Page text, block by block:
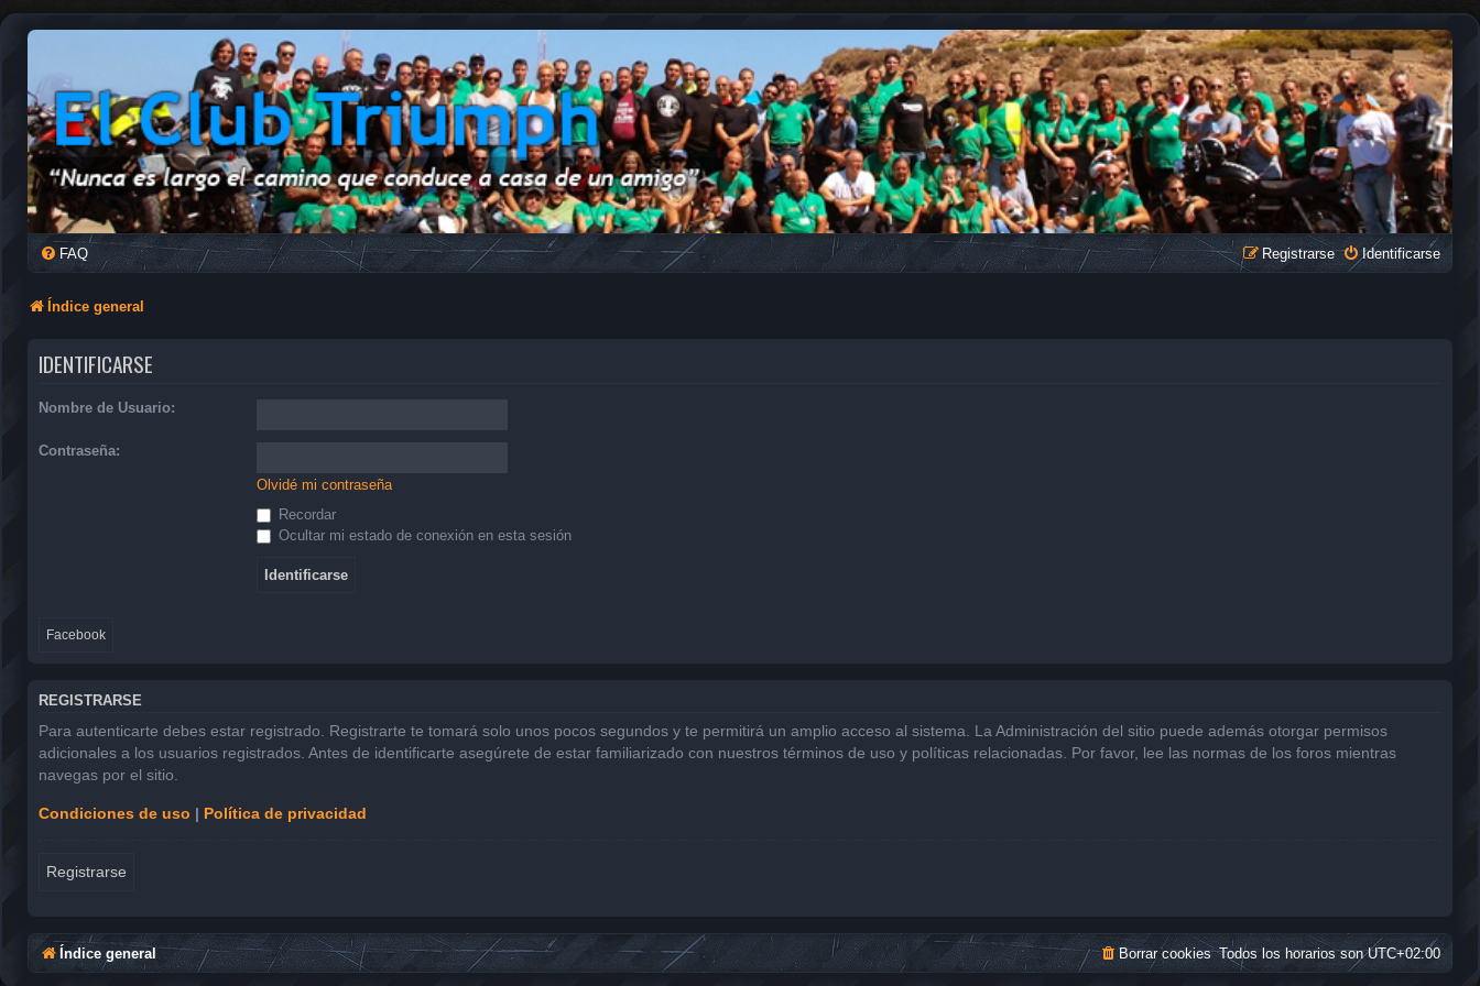
FAQ Identificarse
Registrarse
Índice general
IDENTIFICARSE
Nombre de Usuario:
Contraseña:
Olvidé mi contraseña
Recordar
Ocultar mi estado de conexión en esta sesión
Facebook
REGISTRARSE
Para autenticarte debes estar registrado. Registrarte te tomará solo unos pocos segundos y te permitirá un amplio acceso al sistema. La Administración del sitio puede además otorgar permisos
adicionales a los usuarios registrados. Antes de identificarte asegúrete de estar familiarizado con nuestros términos de uso y políticas relacionadas. Por favor, lee las normas de los foros mientras
navegas por el sitio.
Condiciones de uso | Política de privacidad
Registrarse
Índice general Todos los horarios sonUTC+02:00
Borrar cookies